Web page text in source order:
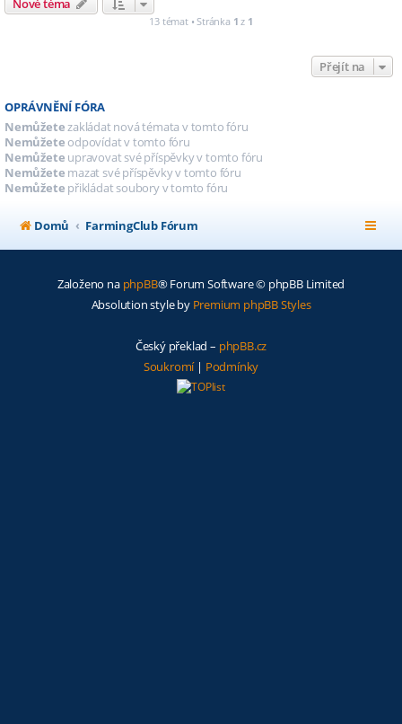
Nové téma
13 témat • Stránka 1 z 1
Přejít na
OPRÁVNĚNÍ FÓRA
Nemůžetezakládat nová témata v tomto fóru
Nemůžete odpovídat v tomto fóru
Nemůžete upravovat své příspěvky v tomto fóru
Nemůžete mazat své příspěvky v tomto fóru
Nemůžete přikládat soubory v tomto fóru
Domů FarmingClub Fórum
Založeno na phpBB® Forum Software © phpBB Limited
Absolution style by Premium phpBB Styles
Český překlad – phpBB.cz
Soukromí| Podmínky